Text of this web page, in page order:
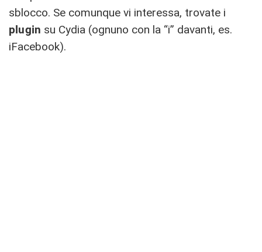
sblocco. Se comunque vi interessa, trovate i
plugin su Cydia (ognuno con la “i” davanti, es.
iFacebook).